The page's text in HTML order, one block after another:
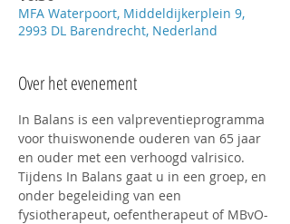
MFA Waterpoort, Middeldijkerplein 9,
2993 DL Barendrecht, Nederland
Over het evenement
In Balans is een valpreventieprogramma
voor thuiswonende ouderen van 65 jaar
en ouder met een verhoogd valrisico.
Tijdens In Balans gaat u in een groep, en
onder begeleiding van een
fysiotherapeut, oefentherapeut of MBvO-